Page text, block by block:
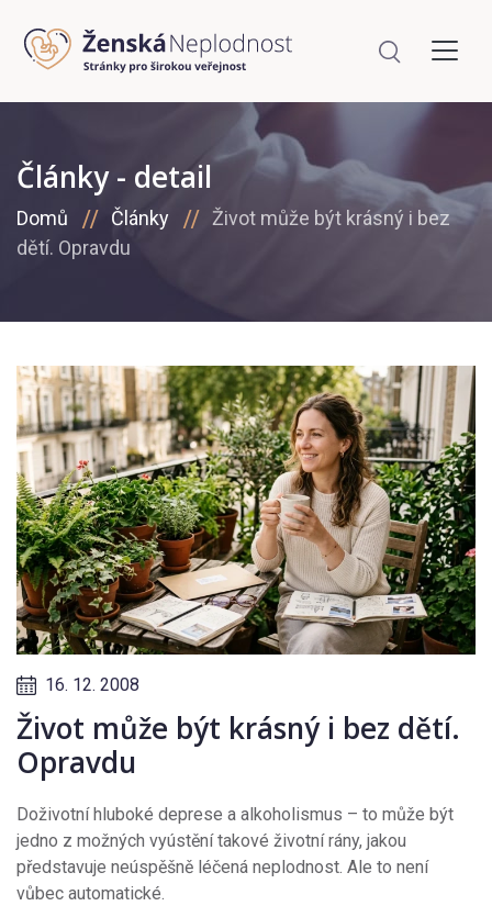
Články - detail
Domů Články
Život může být krásný i bez
dětí. Opravdu
16. 12. 2008
Život může být krásný i bez dětí.
Opravdu
Doživotní hluboké deprese a alkoholismus – to může být
jedno z možných vyústění takové životní rány, jakou
představuje neúspěšně léčená neplodnost. Ale to není
vůbec automatické.